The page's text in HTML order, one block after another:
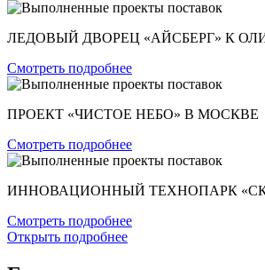
ЛЕДОВЫЙ ДВОРЕЦ «АЙСБЕРГ» К
Смотреть подробнее
ПРОЕКТ «ЧИСТОЕ НЕБО» В МОСКВЕ
Смотреть подробнее
ИННОВАЦИОННЫЙ ТЕХНОПАРК
Смотреть подробнее
Открыть подробнее